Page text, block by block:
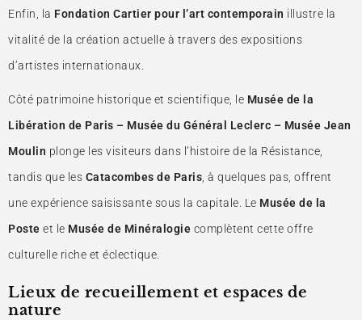
Enfin, la Fondation Cartier pour l’art contemporain illustre la
vitalité de la création actuelle à travers des expositions
d’artistes internationaux.
Côté patrimoine historique et scientifique, le Musée de la
Libération de Paris – Musée du Général Leclerc – Musée Jean
Moulin plonge les visiteurs dans l’histoire de la Résistance,
tandis que les Catacombes de Paris , à quelques pas, offrent
une expérience saisissante sous la capitale. Le Musée de la
Poste et le Musée de Minéralogie complètent cette offre
culturelle riche et éclectique.
Lieux de recueillement et espaces de
nature